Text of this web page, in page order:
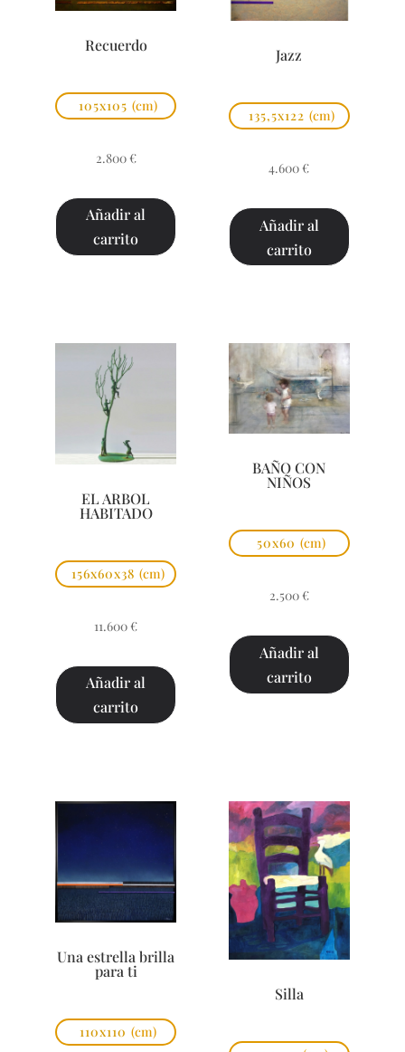
Recuerdo
105x105 (cm)
2.800 €
Añadir al
carrito
Jazz
135,5x122 (cm)
4.600 €
Añadir al
carrito
EL ARBOL
HABITADO
156x60x38 (cm)
11.600 €
Añadir al
carrito
BAÑO CON
NIÑOS
50x60 (cm)
2.500 €
Añadir al
carrito
Una estrella brilla
para ti
110x110 (cm)
Silla